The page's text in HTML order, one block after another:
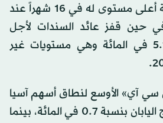
عشر سنوات لملامسة أعلى مستوى له في 16 شهراً عند
في حين قفز عائد السندات لأجل
ثلاثين عاماً إلى 5.198 في المائة وهي مستويات غير
آي» الأوسع لنطاق أسهم آسيا
والمحيط الهادئ خارج اليابان بنسبة 0.7 في المائة، بينما